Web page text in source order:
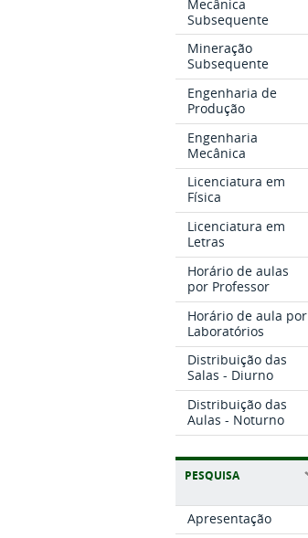
Mecânica
Subsequente
Mineração
Subsequente
Engenharia de
Produção
Engenharia
Mecânica
Licenciatura em
Física
Licenciatura em
Letras
Horário de aulas
por Professor
Horário de aula por
Laboratórios
Distribuição das
Salas - Diurno
Distribuição das
Aulas - Noturno
PESQUISA
Apresentação